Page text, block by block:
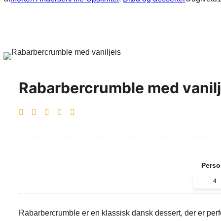
Rabarbercrumble med
Rabarbercrumble er en klassisk dansk dessert, der er